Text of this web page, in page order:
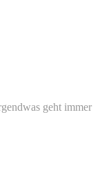
geht immer